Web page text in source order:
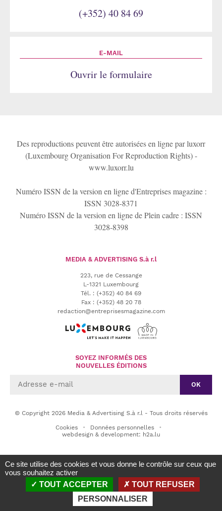
(+352) 40 84 69
E-MAIL
Ouvrir le formulaire
Des reproductions peuvent être autorisées en ligne par luxorr
(Luxembourg Organisation For Reproduction Rights) -
www.luxorr.lu
Numéro ISSN de la version en ligne d'Entreprises magazine :
ISSN 3028-8371
Numéro ISSN de la version en ligne de Plein cadre : ISSN
3028-8398
MEDIA & ADVERTISING S.à r.l
223, rue de Cessange
L-1321 Luxembourg
Tél. : (+352) 40 84 69
Fax : (+352) 48 20 78
redaction@entreprisesmagazine.com
SOYEZ INFORMÉS DES
NOUVELLES ÉDITIONS
OK
© Copyright 2026 Media & Advertising S.à r.l - Tous droits réservés
Cookies
Données personnelles
webdesign & development: h2a.lu
Ce site utilise des cookies et vous donne le contrôle sur ceux que
vous souhaitez activer
TOUT ACCEPTER
TOUT REFUSER
PERSONNALISER